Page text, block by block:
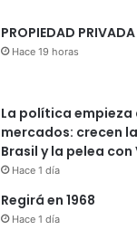
PROPIEDAD PRIVADA
Hace 19 horas
La política empieza
mercados: crecen
Brasil y la pelea
Hace 1 día
Regirá en 1968
Hace 1 día